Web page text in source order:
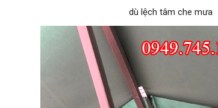
dù lệch tâm che mưa